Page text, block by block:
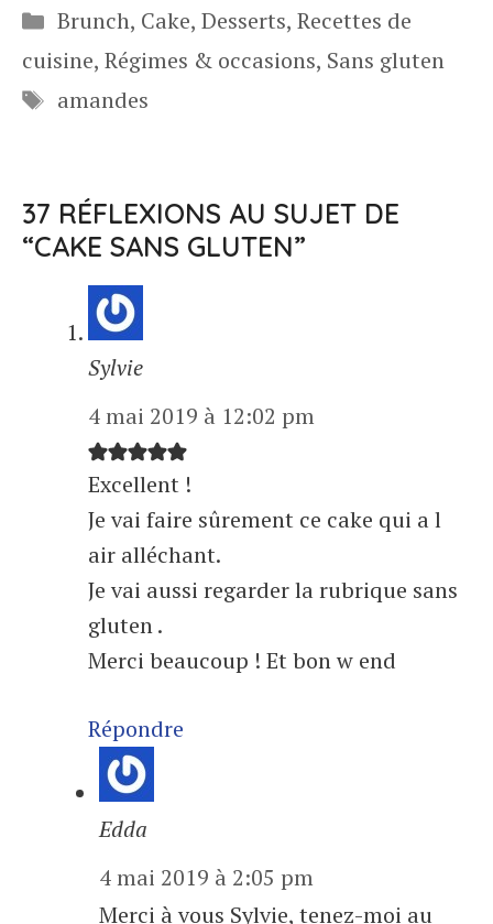
Catégories
Brunch, Cake, Desserts, Recettes de
cuisine, Régimes & occasions, Sans gluten
Étiquettes
amandes
37 RÉFLEXIONS AU SUJET DE
“CAKE SANS GLUTEN”
Sylvie
4 mai 2019 à 12:02 pm
Excellent !
Je vai faire sûrement ce cake qui a l
air alléchant.
Je vai aussi regarder la rubrique sans
gluten .
Merci beaucoup ! Et bon w end
Répondre
Edda
4 mai 2019 à 2:05 pm
Merci à vous Sylvie, tenez-moi au